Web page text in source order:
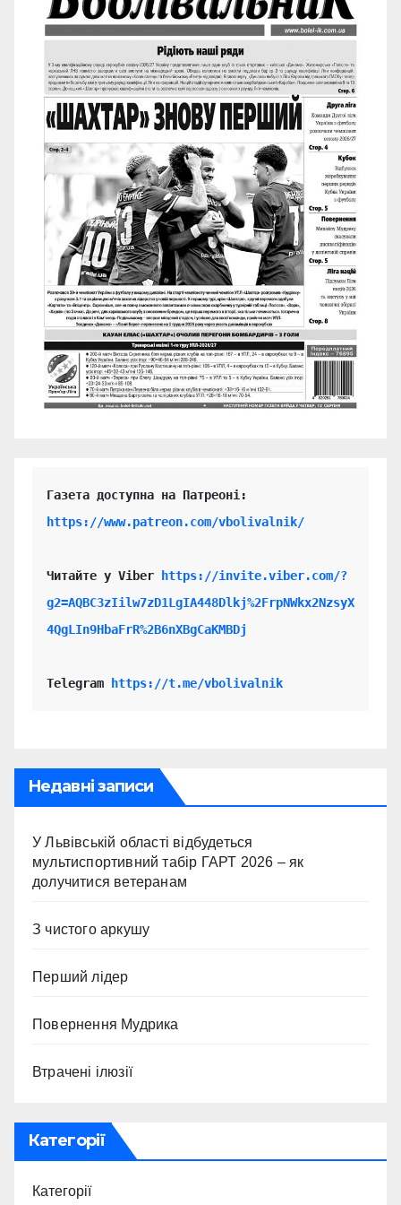
https://www.patreon.com/vbolivalnik/
Читайте у Viber
https://invite.viber.com/?
g2=AQBC3zIilw7zD1LgIA448Dlkj%2FrpNWkx2NzsyX
4QgLIn9HbaFrR%2B6nXBgCaKMBDj
Telegram https://t.me/vbolivalnik
Недавні записи
У Львівській області відбудеться
мультиспортивний табір ГАРТ 2026 – як
долучитися ветеранам
З чистого аркушу
Перший лідер
Повернення Мудрика
Втрачені ілюзії
Категорії
Категорії